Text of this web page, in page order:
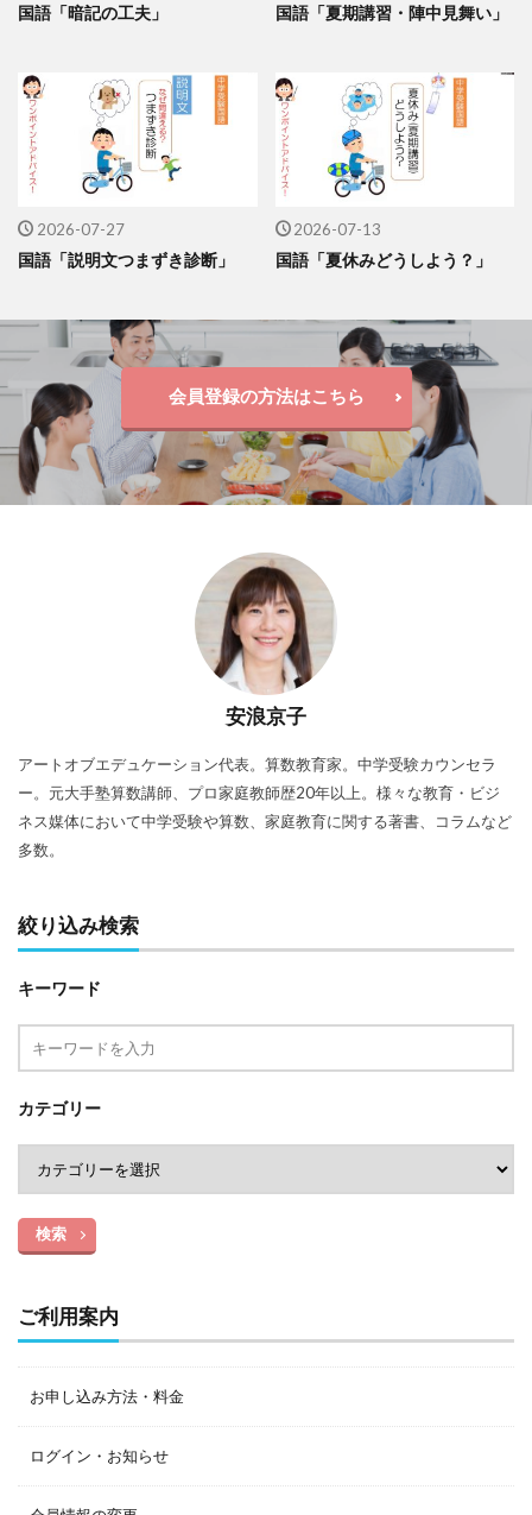
国語「暗記の工夫」 国語「夏期講習・陣中見舞い」
2026-07-27
国語「説明文つまずき診断」
2026-07-13
国語「夏休みどうしよう？」
会員登録の方法はこちら
安浪京子
アートオブエデュケーション代表。算数教育家。中学受験カウンセラ
ー。元大手塾算数講師、プロ家庭教師歴20年以上。様々な教育・ビジ
ネス媒体において中学受験や算数、家庭教育に関する著書、コラムなど
多数。
絞り込み検索
キーワード
カテゴリー
検索
ご利用案内
お申し込み方法・料金
ログイン・お知らせ